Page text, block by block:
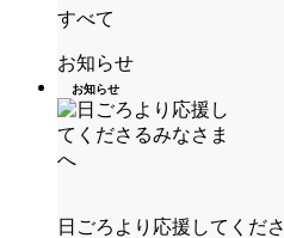
すべて
お知らせ
お知らせ
日ごろより応援してくださ